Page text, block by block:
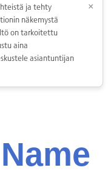
ja tehty
näkemystä
on tarkoitettu
aina
asiantuntijan
×